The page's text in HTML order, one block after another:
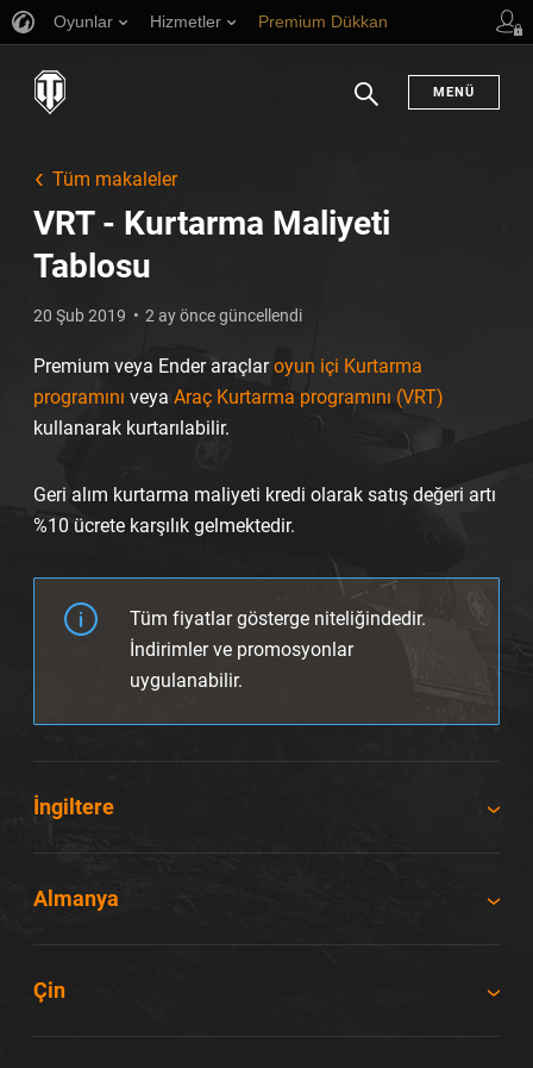
Oyunlar Hizmetler Premium Dükkan
MENÜ
Tüm makaleler
VRT - Kurtarma Maliyeti
Tablosu
20 Şub 2019 2 ay önce güncellendi
Premium veya Ender araçlaroyun içi Kurtarma
programını veya Araç Kurtarma programını (VRT)
kullanarak kurtarılabilir.
Geri alım kurtarma maliyeti kredi olarak satış değeri artı
%10 ücrete karşılık gelmektedir.
Tüm fiyatlar gösterge niteliğindedir.
İndirimler ve promosyonlar
uygulanabilir.
İngiltere
Almanya
Çin